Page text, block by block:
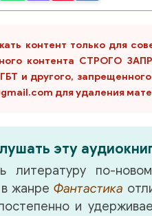
контент только для
контента СТРОГО
и другого,
для удаления
эту
литературу по-
жанре Фантастика
и